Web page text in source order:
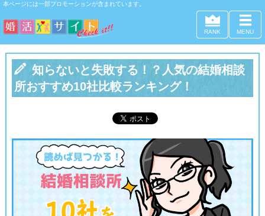
本ページには一部プロモーションが含まれています。
RANK MENU
 知らないと失敗する！？人気の結婚相談
所おすすめ10社比較ランキング！